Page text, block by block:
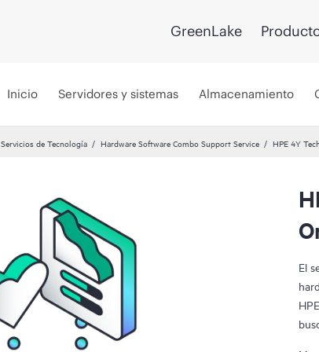
GreenLake
Inicio Servidores y sistemas Almacenamiento
Servicios de Tecnología Hardware Software Combo Support Service HPE 4Y
El